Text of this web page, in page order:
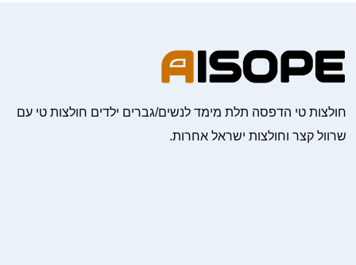
חולצות טי הדפסה תלת מימד לנשים/גברים ילדים חולצות טי עם
שרוול קצר וחולצות ישראל אחרות.